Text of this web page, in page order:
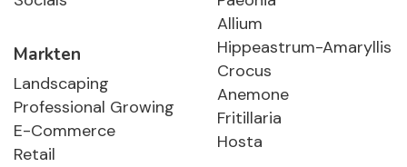
Markten
Landscaping
Professional Growing
E-Commerce
Retail
Allium
Hippeastrum-Amaryllis
Crocus
Anemone
Fritillaria
Hosta